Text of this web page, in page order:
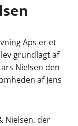
Aps er et
grundlagt af
Nielsen den
af Jens
Nielsen, der